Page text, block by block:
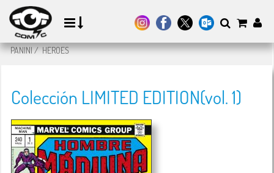
PANINI/HEROES
Colección LIMITED EDITION(vol. 1)